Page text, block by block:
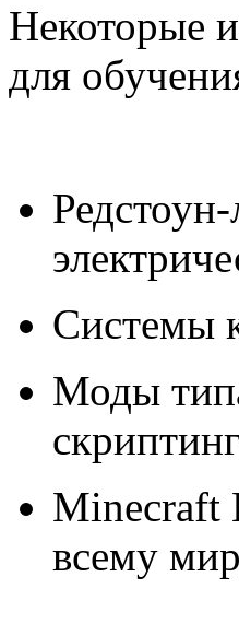
Некоторые
для
Системы
Моды
Minecraft
всему